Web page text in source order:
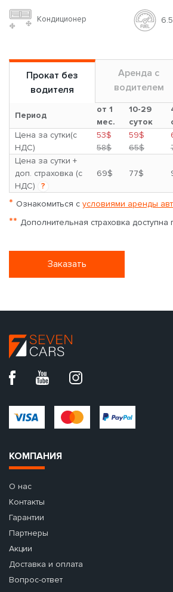
Кондиционер
Прокат без
водителя
Аренда с
водителем
Период
от 1
мес.
10-29
суток
Цена за сутки(с
НДС)
53$
58$
59$
65$
Цена за сутки +
доп. страховка (с
НДС)
?
69$ 77$
* Ознакомиться с условиями аренды
** Дополнительная страховка доступна
Заказать
КОМПАНИЯ
О нас
Контакты
Гарантии
Партнеры
Акции
Доставка и оплата
Вопрос-ответ